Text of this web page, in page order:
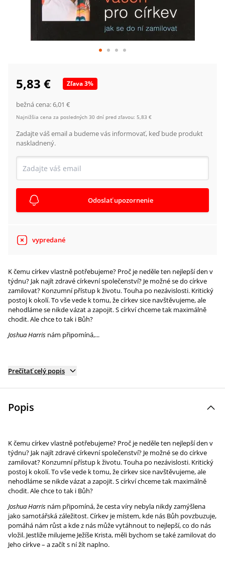
5,83 € Zľava3%
bežná cena:6,01 €
Najnižšia cena za posledných 30 dní pred zľavou: 5,83 €
Zadajte váš email a budeme vás informovať, keď bude produkt
naskladnený.
Odoslať upozornenie
vypredané
K čemu církev vlastně potřebujeme? Proč je neděle ten nejlepší den v
týdnu? Jak najít zdravé církevní společenství? Je možné se do církve
zamilovat? Konzumní přístup k životu. Touha po nezávislosti. Kritický
postoj k okolí. To vše vede k tomu, že církev sice navštěvujeme, ale
nehodláme se nikde vázat a zapojit. S církví chceme tak maximálně
chodit. Ale chce to tak i Bůh?
Joshua Harris nám připomíná,...
Prečítať celý popis
Popis
K čemu církev vlastně potřebujeme? Proč je neděle ten nejlepší den v
týdnu? Jak najít zdravé církevní společenství? Je možné se do církve
zamilovat? Konzumní přístup k životu. Touha po nezávislosti. Kritický
postoj k okolí. To vše vede k tomu, že církev sice navštěvujeme, ale
nehodláme se nikde vázat a zapojit. S církví chceme tak maximálně
chodit. Ale chce to tak i Bůh?
Joshua Harris nám připomíná, že cesta víry nebyla nikdy zamýšlena
jako samotářská záležitost. Církev je místem, kde nás Bůh povzbuzuje,
pomáhá nám růst a kde z nás může vytáhnout to nejlepší, co do nás
vložil. Jestliže milujeme Ježíše Krista, měli bychom se také zamilovat do
Jeho církve – a začít s ní žít naplno.